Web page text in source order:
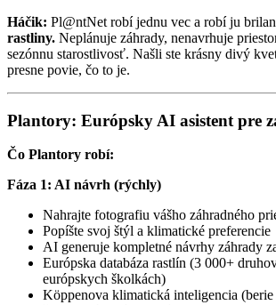
Háčik: Pl@ntNet robí jednu vec a robí ju
rastliny. Neplánuje záhrady, nenavrhuje
sezónnu starostlivosť. Našli ste krásny divý
presne povie, čo to je.
Plantory: Európsky AI asistent pre
Čo Plantory robí:
Fáza 1: AI návrh (rýchly)
Nahrajte fotografiu vášho záhradného
Popíšte svoj štýl a klimatické preferencie
AI generuje kompletné návrhy záhrady
Európska databáza rastlín (3 000+
európskych školkách)
Köppenova klimatická inteligencia (berie